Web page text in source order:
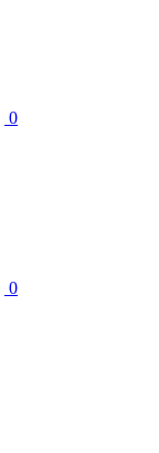
0
0